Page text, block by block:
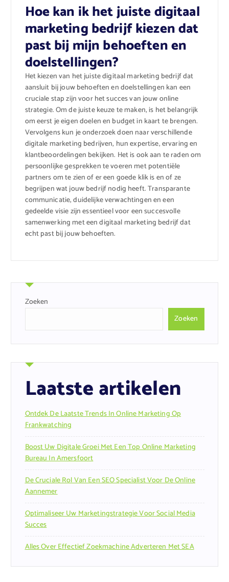
Hoe kan ik het juiste digitaal
marketing bedrijf kiezen dat
past bij mijn behoeften en
doelstellingen?
Het kiezen van het juiste digitaal marketing bedrijf dat
aansluit bij jouw behoeften en doelstellingen kan een
cruciale stap zijn voor het succes van jouw online
strategie. Om de juiste keuze te maken, is het belangrijk
om eerst je eigen doelen en budget in kaart te brengen.
Vervolgens kun je onderzoek doen naar verschillende
digitale marketing bedrijven, hun expertise, ervaring en
klantbeoordelingen bekijken. Het is ook aan te raden om
persoonlijke gesprekken te voeren met potentiële
partners om te zien of er een goede klik is en of ze
begrijpen wat jouw bedrijf nodig heeft. Transparante
communicatie, duidelijke verwachtingen en een
gedeelde visie zijn essentieel voor een succesvolle
samenwerking met een digitaal marketing bedrijf dat
echt past bij jouw behoeften.
Zoeken
Zoeken
Laatste artikelen
Ontdek De Laatste Trends In Online Marketing Op
Frankwatching
Boost Uw Digitale Groei Met Een Top Online Marketing
Bureau In Amersfoort
De Cruciale Rol Van Een SEO Specialist Voor De Online
Aannemer
Optimaliseer Uw Marketingstrategie Voor Social Media
Succes
Alles Over Effectief Zoekmachine Adverteren Met SEA